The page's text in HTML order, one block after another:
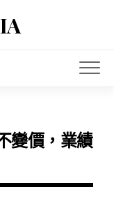
變價，業績